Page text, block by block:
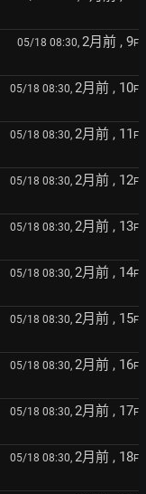
05/18 08:30, 2月前 , 9F
05/18 08:30, 2月前 , 10F
05/18 08:30, 2月前 , 11 F
05/18 08:30, 2月前 , 12F
05/18 08:30, 2月前 , 13F
05/18 08:30, 2月前 , 14F
05/18 08:30, 2月前 , 15F
05/18 08:30, 2月前 , 16F
05/18 08:30, 2月前 , 17F
05/18 08:30, 2月前 , 18F